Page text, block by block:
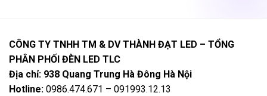
CÔNG TY TNHH TM & DV THÀNH ĐẠT LED – TỔNG
PHÂN PHỐI ĐÈN LED TLC
Địa chỉ: 938 Quang Trung Hà Đông Hà Nội
Hotline: 0986.474.671 – 091993.12.13